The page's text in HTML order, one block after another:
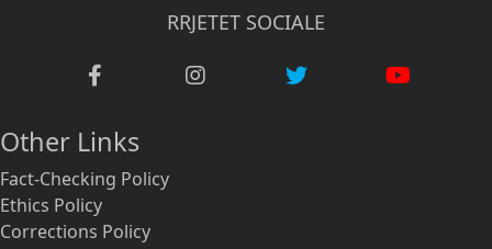
RRJETET SOCIALE
Other Links
Fact-Checking Policy
Ethics Policy
Corrections Policy